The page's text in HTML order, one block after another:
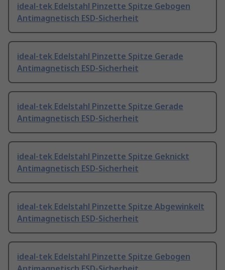
ideal-tek Edelstahl Pinzette Spitze Gebogen
Antimagnetisch ESD-Sicherheit
ideal-tek Edelstahl Pinzette Spitze Gerade
Antimagnetisch ESD-Sicherheit
ideal-tek Edelstahl Pinzette Spitze Gerade
Antimagnetisch ESD-Sicherheit
ideal-tek Edelstahl Pinzette Spitze Geknickt
Antimagnetisch ESD-Sicherheit
ideal-tek Edelstahl Pinzette Spitze Abgewinkelt
Antimagnetisch ESD-Sicherheit
ideal-tek Edelstahl Pinzette Spitze Gebogen